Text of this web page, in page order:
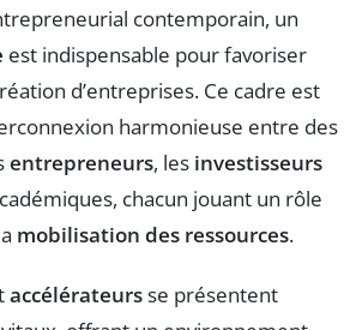
contemporain, un
est indispensable pour favoriser
d’entreprises. Ce cadre est
harmonieuse entre des
entrepreneurs, les investisseurs
chacun jouant un rôle
mobilisation des ressources.
accélérateursse présentent